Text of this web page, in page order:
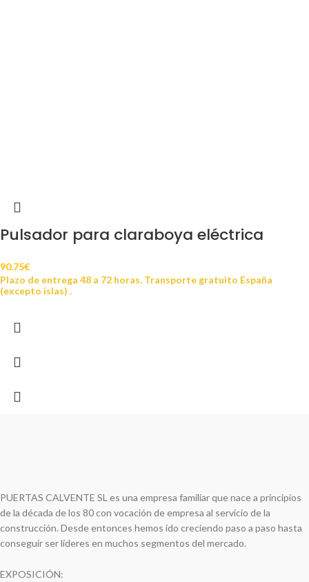
Pulsador para claraboya eléctrica
90.75€
Plazo de entrega 48 a 72 horas. Transporte gratuito España
(excepto islas) .
PUERTAS CALVENTE SL es una empresa familiar que nace a principios
de la década de los 80 con vocación de empresa al servicio de la
construcción. Desde entonces hemos ido creciendo paso a paso hasta
conseguir ser líderes en muchos segmentos del mercado.
EXPOSICIÓN: